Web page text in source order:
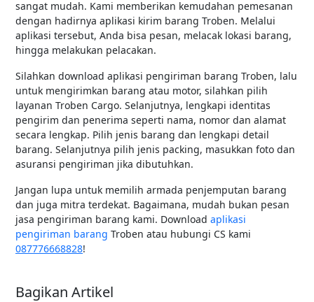
sangat mudah. Kami memberikan kemudahan pemesanan
dengan hadirnya aplikasi kirim barang Troben. Melalui
aplikasi tersebut, Anda bisa pesan, melacak lokasi barang,
hingga melakukan pelacakan.
Silahkan download aplikasi pengiriman barang Troben, lalu
untuk mengirimkan barang atau motor, silahkan pilih
layanan Troben Cargo. Selanjutnya, lengkapi identitas
pengirim dan penerima seperti nama, nomor dan alamat
secara lengkap. Pilih jenis barang dan lengkapi detail
barang. Selanjutnya pilih jenis packing, masukkan foto dan
asuransi pengiriman jika dibutuhkan.
Jangan lupa untuk memilih armada penjemputan barang
dan juga mitra terdekat. Bagaimana, mudah bukan pesan
jasa pengiriman barang kami. Download aplikasi
pengiriman barang Troben atau hubungi CS kami
087776668828!
Bagikan Artikel